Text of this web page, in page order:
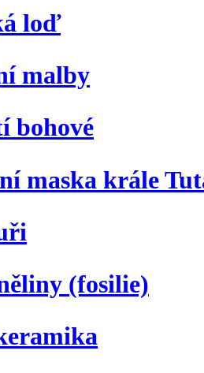
loď
malby
bohové
maska krále
(fosilie)